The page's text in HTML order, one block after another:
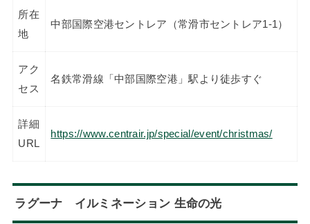
所在
地
中部国際空港セントレア（常滑市セントレア1-1）
アク
セス
名鉄常滑線「中部国際空港」駅より徒歩すぐ
詳細
URL
https://www.centrair.jp/special/event/christmas/
ラグーナ イルミネーション 生命の光